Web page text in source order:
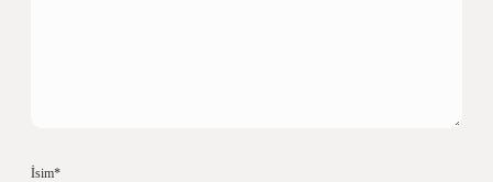
İsim*